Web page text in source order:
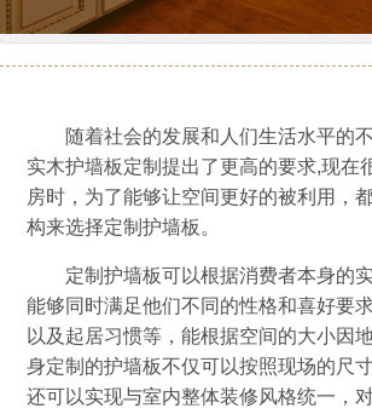
护墙板的重要性
随着社会的发展和人们生活水平的
实木护墙板定制提出了更高的要求,现在
房时，为了能够让空间更好的被利用，
构来选择定制护墙板。
定制护墙板可以根据消费者本身的实
能够同时满足他们不同的性格和喜好要
以及起居习惯等，能根据空间的大小因
身定制的护墙板不仅可以按照现场的尺
还可以实现与室内整体装修风格统一，